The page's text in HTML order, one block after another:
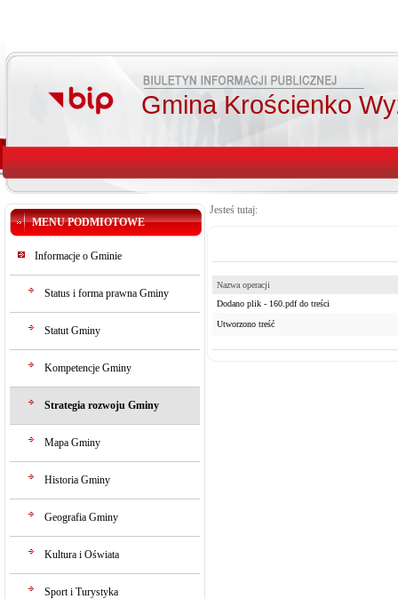
Gmina Krościenko
MENU PODMIOTOWE
Informacje o Gminie
Status i forma prawna Gminy
Statut Gminy
Kompetencje Gminy
Strategia rozwoju Gminy
Mapa Gminy
Historia Gminy
Geografia Gminy
Kultura i Oświata
Sport i Turystyka
Jesteś tutaj:
Nazwa operacji
Dodano plik - 160.pdf do treści
Utworzono treść